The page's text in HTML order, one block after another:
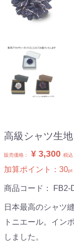
高級シャツ生
販売価格： ¥ 3,300 税込
加算ポイント： 30pt
商品コード： FB2-
日本最高のシャツ
トニエール。イン
しました。